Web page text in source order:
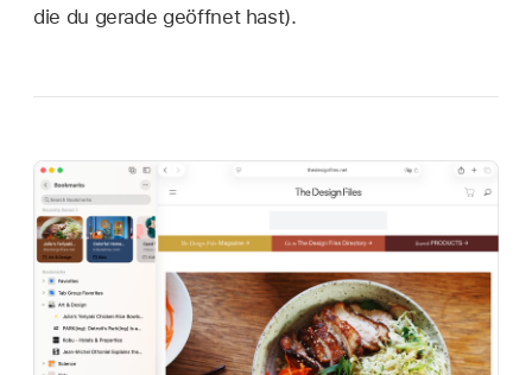
die du gerade geöffnet hast).